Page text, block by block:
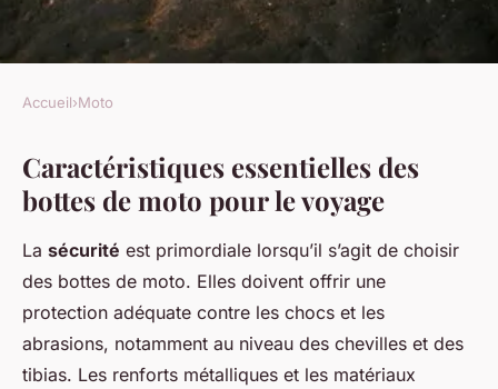
Bottes de moto pour le voyage
: ce qu'il faut savoir
Kaïs•18 février 2025•6 min de lecture
Accueil›Moto
Caractéristiques essentielles des
bottes de moto pour le voyage
La sécurité est primordiale lorsqu’il s’agit de choisir
des bottes de moto. Elles doivent offrir une
protection adéquate contre les chocs et les
abrasions, notamment au niveau des chevilles et des
tibias. Les renforts métalliques et les matériaux